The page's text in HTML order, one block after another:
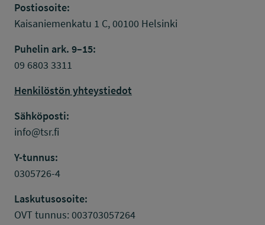
Postiosoite:
Kaisaniemenkatu 1 C, 00100 Helsinki
Puhelin ark. 9–15:
09 6803 3311
Henkilöstön yhteystiedot
Sähköposti:
info@tsr.fi
Y-tunnus:
0305726-4
Laskutusosoite:
OVT tunnus: 003703057264